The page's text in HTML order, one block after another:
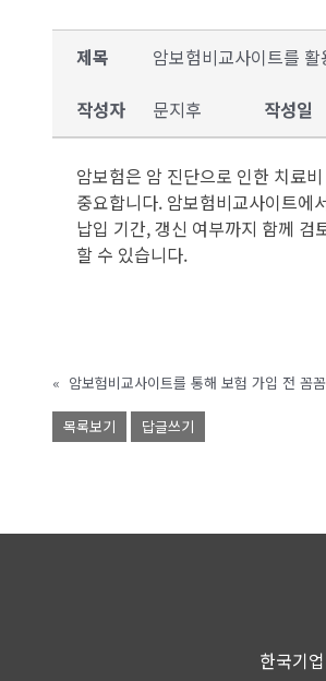
제목
암보험비교사이트를
작성자
문지후 작성일
암보험은 암 진단으로 인한 치료
중요합니다. 암보험비교사이트에
납입 기간, 갱신 여부까지 함께 검
할 수 있습니다.
« 암보험비교사이트를 통해 보험 가입 전 꼼
목록보기 답글쓰기
한국기